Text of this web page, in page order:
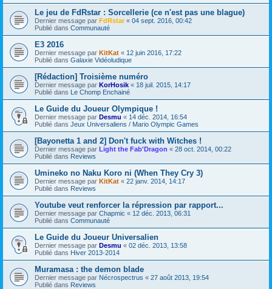
Le jeu de FdRstar : Sorcellerie (ce n'est pas une blague)
Dernier message par FdRstar« 04 sept. 2016, 00:42
Publié dans Communauté
E3 2016
Dernier message par KitKat « 12 juin 2016, 17:22
Publié dans Galaxie Vidéoludique
[Rédaction] Troisième numéro
Dernier message par KorHosik « 18 juil. 2015, 14:17
Publié dans Le Chomp Enchainé
Le Guide du Joueur Olympique !
Dernier message par Desmu « 14 déc. 2014, 16:54
Publié dans Jeux Universaliens / Mario Olympic Games
[Bayonetta 1 and 2] Don't fuck with Witches !
Dernier message par Light the Fab'Dragon « 28 oct. 2014, 00:22
Publié dans Reviews
Umineko no Naku Koro ni (When They Cry 3)
Dernier message par KitKat « 22 janv. 2014, 14:17
Publié dans Reviews
Youtube veut renforcer la répression par rapport...
Dernier message par Chapmic « 12 déc. 2013, 06:31
Publié dans Communauté
Le Guide du Joueur Universalien
Dernier message par Desmu « 02 déc. 2013, 13:58
Publié dans Hiver 2013-2014
Muramasa : the demon blade
Dernier message par Nécrospectrus « 27 août 2013, 19:54
Publié dans Reviews